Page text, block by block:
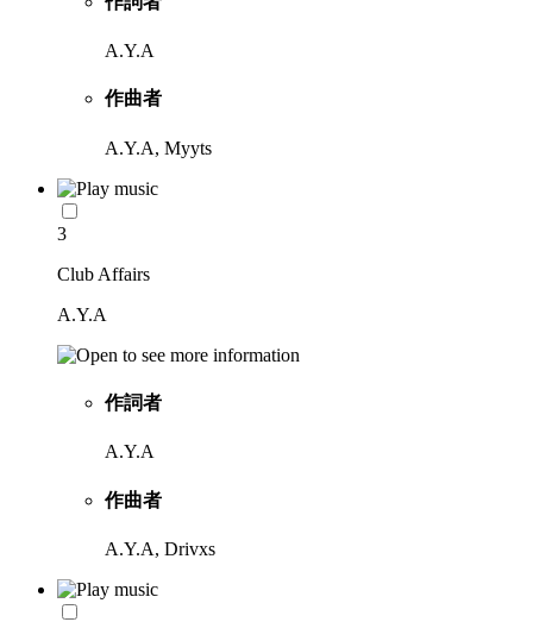
A.Y.A
作曲者
A.Y.A, Myyts
3
Club Affairs
A.Y.A
作詞者
A.Y.A
作曲者
A.Y.A, Drivxs